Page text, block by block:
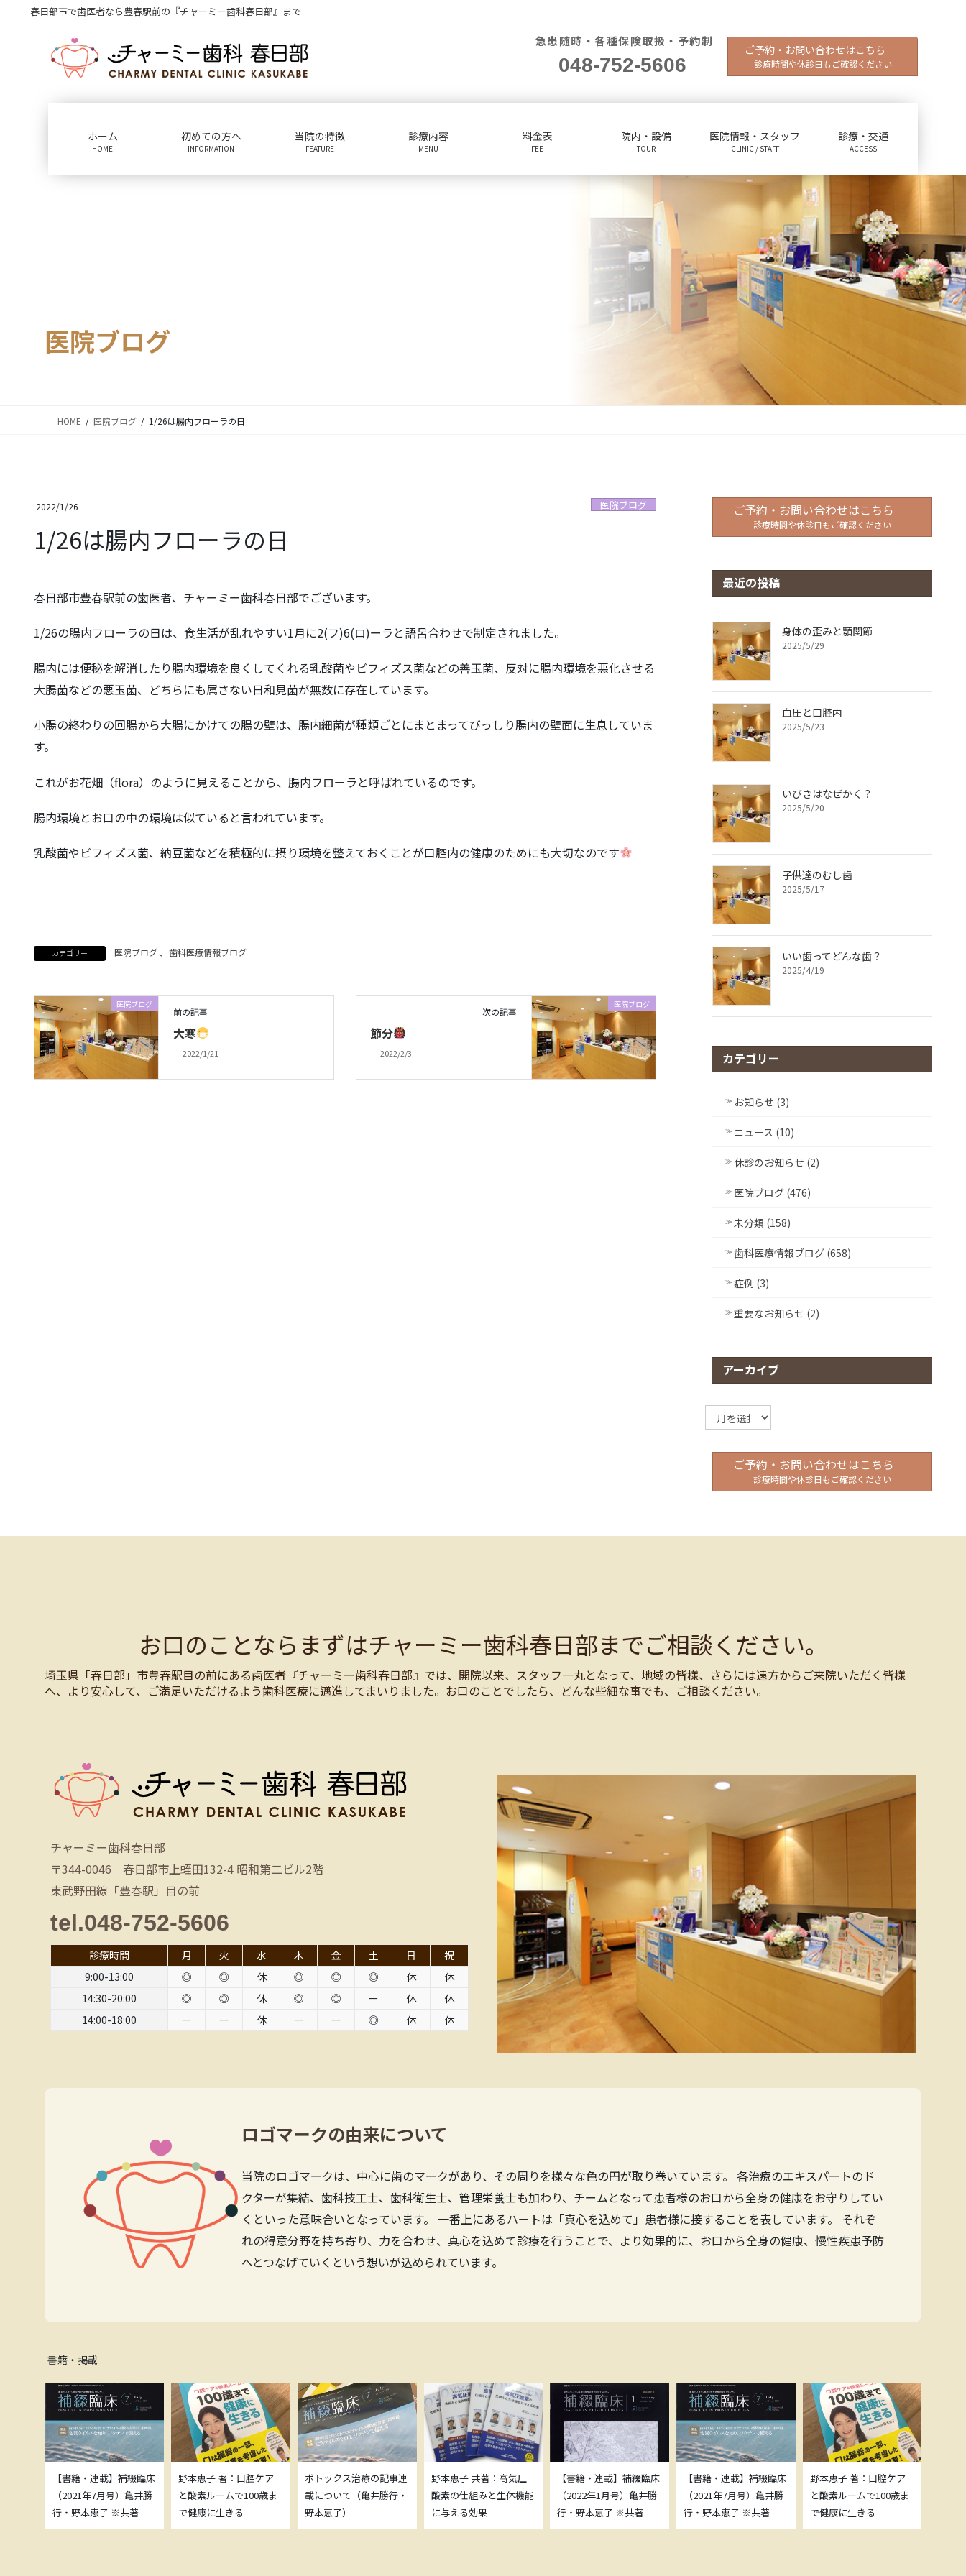
春日部市で歯医者なら豊春駅前の『チャーミー歯科春日部』まで
急患随時・各種保険取扱・予約制
048-752-5606
ご予約・お問い合わせはこちら
診療時間や休診日もご確認ください
ホーム
HOME
初めての方へ
INFORMATION
当院の特徴
FEATURE
診療内容
MENU
料金表
FEE
院内・設備
TOUR
医院情報・スタッフ
CLINIC / STAFF
診療・交通
ACCESS
医院ブログ
HOME 医院ブログ 1/26は腸内フローラの日
2022/1/26 医院ブログ
1/26は腸内フローラの日
春日部市豊春駅前の歯医者、チャーミー歯科春日部でございます。
1/26の腸内フローラの日は、食生活が乱れやすい1月に2(フ)6(ロ)ーラと語呂合わせで制定されました。
腸内には便秘を解消したり腸内環境を良くしてくれる乳酸菌やビフィズス菌などの善玉菌、反対に腸内環境を悪化させる
大腸菌などの悪玉菌、どちらにも属さない日和見菌が無数に存在しています。
小腸の終わりの回腸から大腸にかけての腸の壁は、腸内細菌が種類ごとにまとまってびっしり腸内の壁面に生息していま
す。
これがお花畑（flora）のように見えることから、腸内フローラと呼ばれているのです。
腸内環境とお口の中の環境は似ていると言われています。
乳酸菌やビフィズス菌、納豆菌などを積極的に摂り環境を整えておくことが口腔内の健康のためにも大切なのです
カテゴリー 医院ブログ、 歯科医療情報ブログ
医院ブログ
前の記事
大寒
2022/1/21
医院ブログ
次の記事
節分
2022/2/3
ご予約・お問い合わせはこちら
診療時間や休診日もご確認ください
最近の投稿
身体の歪みと顎関節
2025/5/29
血圧と口腔内
2025/5/23
いびきはなぜかく？
2025/5/20
子供達のむし歯
2025/5/17
いい歯ってどんな歯？
2025/4/19
カテゴリー
お知らせ (3)
ニュース (10)
休診のお知らせ (2)
医院ブログ (476)
未分類 (158)
歯科医療情報ブログ (658)
症例 (3)
重要なお知らせ (2)
アーカイブ
ア
ー
イ
ご予約・お問い合わせはこちら
診療時間や休診日もご確認ください
お口のことならまずはチャーミー歯科春日部までご相談ください。
埼玉県「春日部」市豊春駅目の前にある歯医者『チャーミー歯科春日部』では、開院以来、スタッフ一丸となって、地域の皆様、さらには遠方からご来院いただく皆様
へ、より安心して、ご満足いただけるよう歯科医療に邁進してまいりました。お口のことでしたら、どんな些細な事でも、ご相談ください。
チャーミー歯科春日部
〒344-0046 春日部市上蛭田132-4 昭和第二ビル2階
東武野田線「豊春駅」目の前
tel.048-752-5606
診療時間 月 火 水 木 金 土 日
祝
9:00-13:00
◎ ◎ 休 ◎ ◎ ◎ 休
休
14:30-20:00
◎ ◎ 休 ◎ ◎ ー 休
休
14:00-18:00
ー ー 休 ー ー ◎ 休 休
ロゴマークの由来について
当院のロゴマークは、中心に歯のマークがあり、その周りを様々な色の円が取り巻いています。 各治療のエキスパートのド
クターが集結、歯科技工士、歯科衛生士、管理栄養士も加わり、チームとなって患者様のお口から全身の健康をお守りしてい
くといった意味合いとなっています。 一番上にあるハートは「真心を込めて」患者様に接することを表しています。 それぞ
れの得意分野を持ち寄り、力を合わせ、真心を込めて診療を行うことで、より効果的に、お口から全身の健康、慢性疾患予防
へとつなげていくという想いが込められています。
書籍・掲載
【書籍・連載】補綴臨床
（2021年7月号）亀井勝
行・野本恵子 ※共著
野本恵子 著：口腔ケア
と酸素ルームで100歳ま
で健康に生きる
ボトックス治療の記事連
載について（亀井勝行・
野本恵子）
野本恵子 共著：高気圧
酸素の仕組みと生体機能
に与える効果
【書籍・連載】補綴臨床
（2022年1月号）亀井勝
行・野本恵子 ※共著
【書籍・連載】補綴臨床
（2021年7月号）亀井勝
行・野本恵子 ※共著
野本恵子 著：口腔ケア
と酸素ルームで100歳ま
で健康に生きる